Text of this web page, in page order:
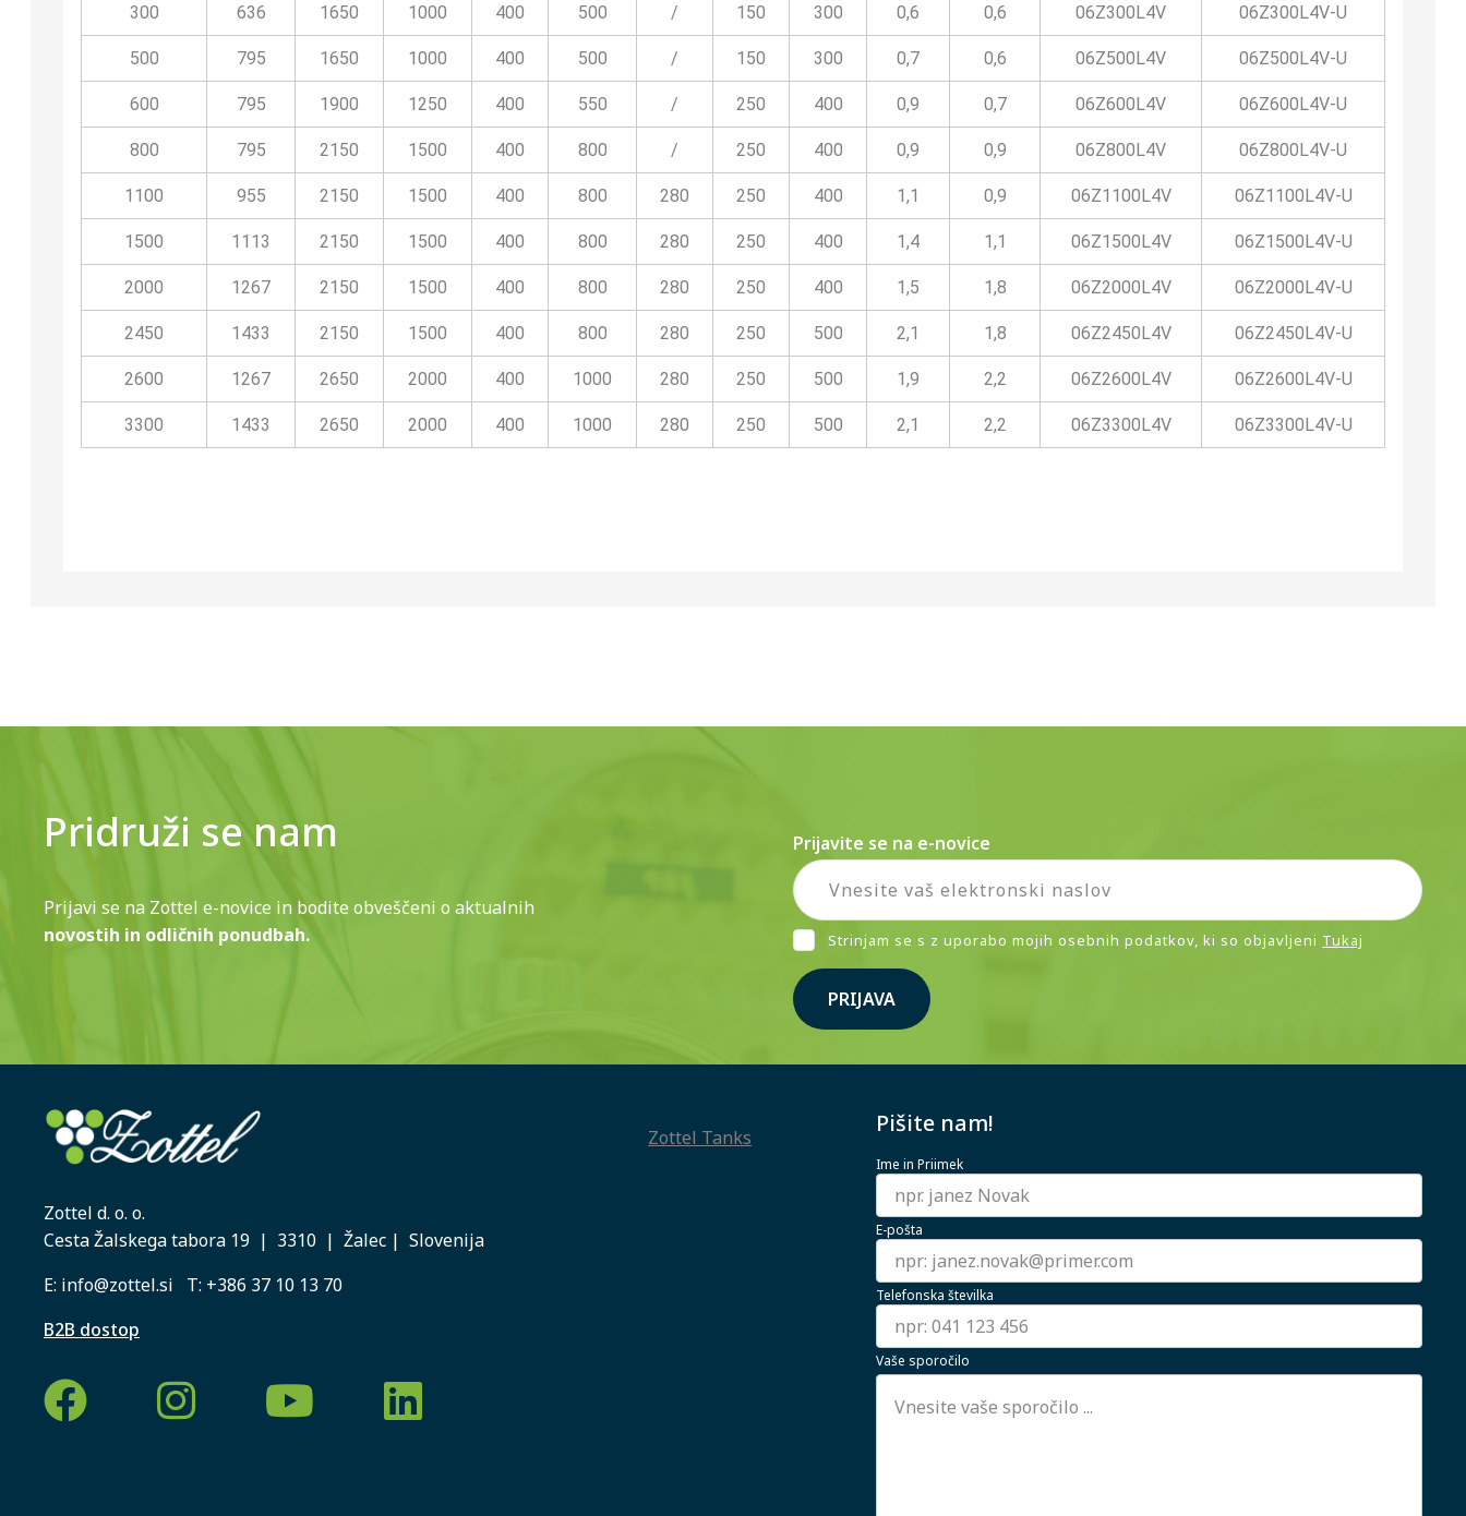
300 636 1650 1000 400 500 / 150 300 0,6 0,6 06Z300L4V 06Z300L4V-U
500 795 1650 1000 400 500 / 150 300 0,7 0,6 06Z500L4V 06Z500L4V-U
600 795 1900 1250 400 550 / 250 400 0,9 0,7 06Z600L4V 06Z600L4V-U
800 795 2150 1500 400 800 / 250 400 0,9 0,9 06Z800L4V 06Z800L4V-U
1100 955 2150 1500 400 800 280 250 400 1,1 0,9 06Z1100L4V 06Z1100L4V-U
1500 1113 2150 1500 400 800 280 250 400 1,4 1,1 06Z1500L4V 06Z1500L4V-U
2000 1267 2150 1500 400 800 280 250 400 1,5 1,8 06Z2000L4V 06Z2000L4V-U
2450 1433 2150 1500 400 800 280 250 500 2,1 1,8 06Z2450L4V 06Z2450L4V-U
2600 1267 2650 2000 400 1000 280 250 500 1,9 2,2 06Z2600L4V 06Z2600L4V-U
3300 1433 2650 2000 400 1000 280 250 500 2,1 2,2 06Z3300L4V 06Z3300L4V-U
Pridruži se nam
Prijavi se na Zottel e-novice in bodite obveščeni o aktualnih
novostih in odličnih ponudbah.
Prijavite se na e-novice
Strinjam se s z uporabo mojih osebnih podatkov, ki so objavljeni Tukaj
PRIJAVA
Zottel d. o. o.
Cesta Žalskega tabora 19 | 3310 | Žalec | Slovenija
E: info@zottel.si T: +386 37 10 13 70
B2B dostop
Zottel Tanks Pišite nam!
Ime in Priimek
E-pošta
Telefonska številka
Vaše sporočilo